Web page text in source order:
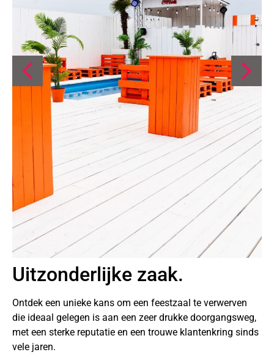
Uitzonderlijke zaak.
Ontdek een unieke kans om een feestzaal te verwerven
die ideaal gelegen is aan een zeer drukke doorgangsweg,
met een sterke reputatie en een trouwe klantenkring sinds
vele jaren.